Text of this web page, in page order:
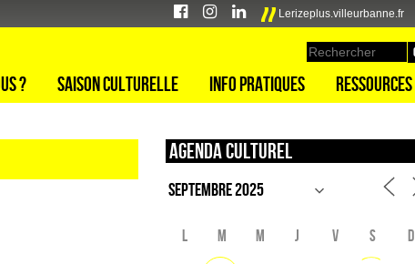
Lerizeplus.villeurbanne.fr
? Saison culturelle Info pratiques Ressources
Agenda culturel
L M M J V S D